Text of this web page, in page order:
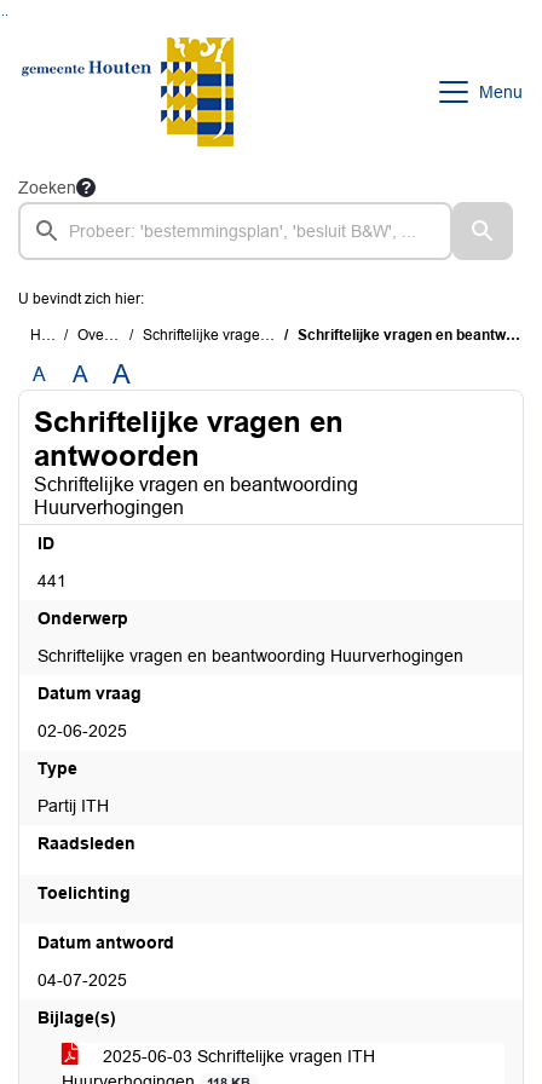
Menu
Zoeken
U bevindt zich hier:
Home Overzichten Schriftelijke vragen en antwoorden Schriftelijke vragen en beantwoording Huurverhogingen
A A A
Schriftelijke vragen en
antwoorden
Schriftelijke vragen en beantwoording
Huurverhogingen
ID
441
Onderwerp
Schriftelijke vragen en beantwoording Huurverhogingen
Datum vraag
02-06-2025
Type
Partij ITH
Raadsleden
Toelichting
Datum antwoord
04-07-2025
Bijlage(s)
2025-06-03 Schriftelijke vragen ITH